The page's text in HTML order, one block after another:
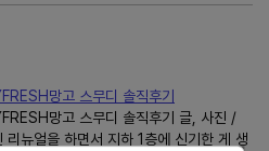
망고 스무디 솔직후기
망고 스무디 솔직후기 글, 사진 /
리뉴얼을 하면서 지하 1층에 신기한 게 생